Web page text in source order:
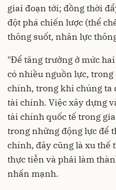
giai đoạn tới; đồng thời
đột phá chiến lược (thể
thông suốt, nhân lực
"Để tăng trưởng ở mức
có nhiều nguồn lực, trong
chính, trong khi chúng ta
tài chính. Việc xây dựng
tài chính quốc tế trong
trong những động lực để
chính, đây cũng là xu thế
thực tiễn và phải làm
nhấn mạnh.